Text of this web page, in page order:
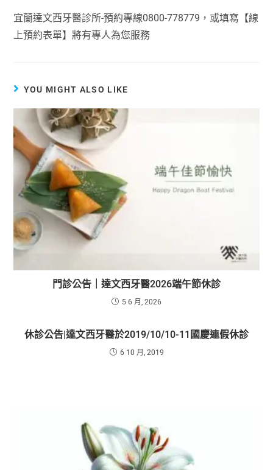
宜蘭達文西牙醫診所-預約專線0800-778779，或填寫【線
上預約表單】將有專人為您服務
YOU MIGHT ALSO LIKE
門診公告｜達文西牙醫2026端午節休診
5 6 月, 2026
休診公告|達文西牙醫於2019/10/10-11國慶連假休診
6 10 月, 2019